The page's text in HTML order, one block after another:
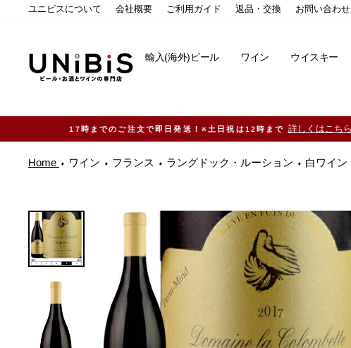
ッ
す
ユニビスについて 会社概要 ご利用ガイド 返品・交換 お問い合わせ
輸入(海外)ビール ワイン ウイスキー
Home ワイン フランス ラングドック・ルーション 白ワイン